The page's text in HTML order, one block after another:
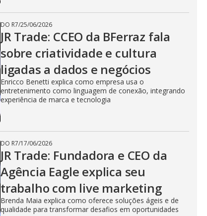
DO R7/25/06/2026
JR Trade: CCEO da BFerraz fala
sobre criatividade e cultura
ligadas a dados e negócios
Enricco Benetti explica como empresa usa o
entretenimento como linguagem de conexão, integrando
experiência de marca e tecnologia
DO R7/17/06/2026
JR Trade: Fundadora e CEO da
Agência Eagle explica seu
trabalho com live marketing
Brenda Maia explica como oferece soluções ágeis e de
qualidade para transformar desafios em oportunidades